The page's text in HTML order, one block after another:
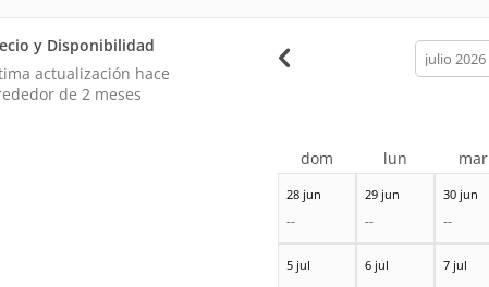
y Disponibilidad
actualización hace
de 2 meses
calendar-
month
28 jun
--
29 jun
--
30 jun
--
5 jul 6 jul 7 jul
dom lun mar